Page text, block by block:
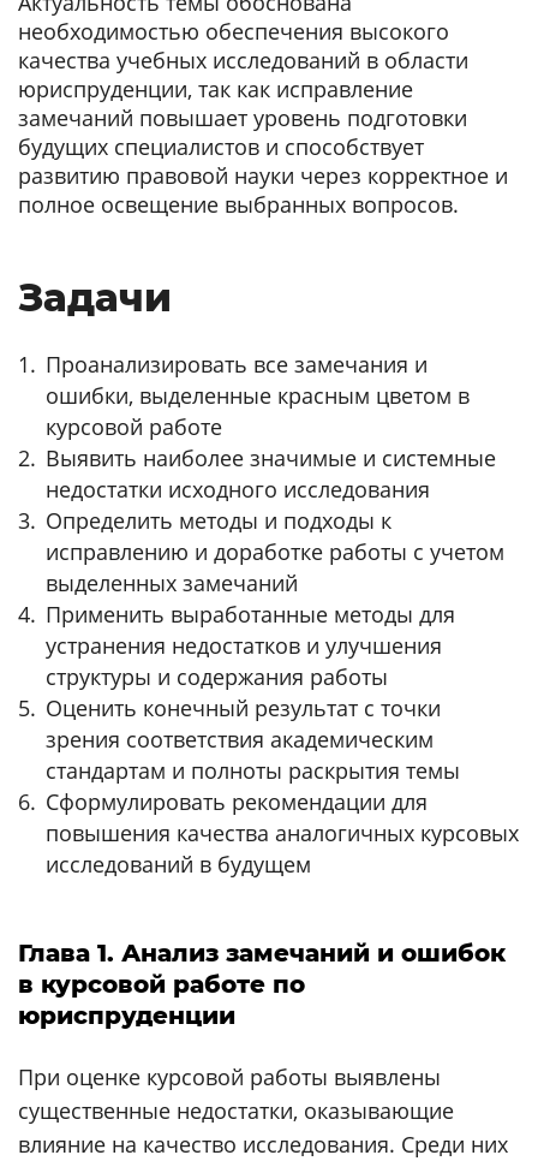
необходимостью обеспечения высокого
качества учебных исследований в области
юриспруденции, так как исправление
замечаний повышает уровень подготовки
будущих специалистов и способствует
развитию правовой науки через корректное и
полное освещение выбранных вопросов.
Задачи
Проанализировать все замечания и
ошибки, выделенные красным цветом в
курсовой работе
Выявить наиболее значимые и системные
недостатки исходного исследования
Определить методы и подходы к
исправлению и доработке работы с учетом
выделенных замечаний
Применить выработанные методы для
устранения недостатков и улучшения
структуры и содержания работы
Оценить конечный результат с точки
зрения соответствия академическим
стандартам и полноты раскрытия темы
Сформулировать рекомендации для
повышения качества аналогичных курсовых
исследований в будущем
Глава 1. Анализ замечаний и ошибок
в курсовой работе по
юриспруденции
При оценке курсовой работы выявлены
существенные недостатки, оказывающие
влияние на качество исследования. Среди них